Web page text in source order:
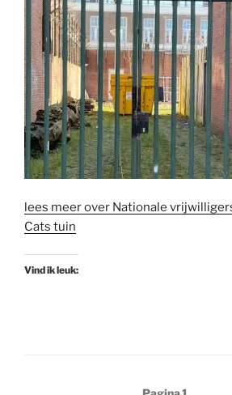
lees meer over Nationale
Cats tuin
Vind ik leuk: